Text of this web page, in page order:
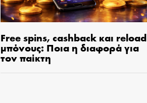
Free spins, cashback και reload
μπόνους: Ποια η διαφορά για
τον παίκτη